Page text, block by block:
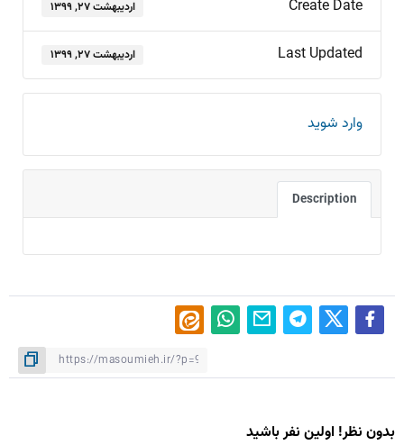
Create Date اردیبهشت ۲۷, ۱۳۹۹
Last Updated اردیبهشت ۲۷, ۱۳۹۹
وارد شوید
Description
بدون نظر! اولین نفر باشید